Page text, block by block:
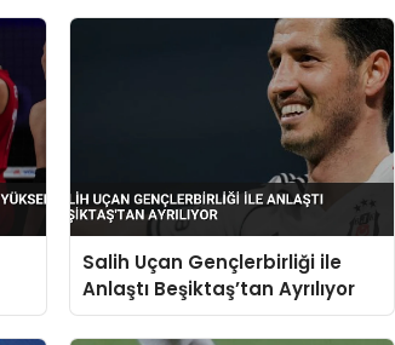
Salih Uçan Gençlerbirliği ile
Anlaştı Beşiktaş’tan Ayrılıyor